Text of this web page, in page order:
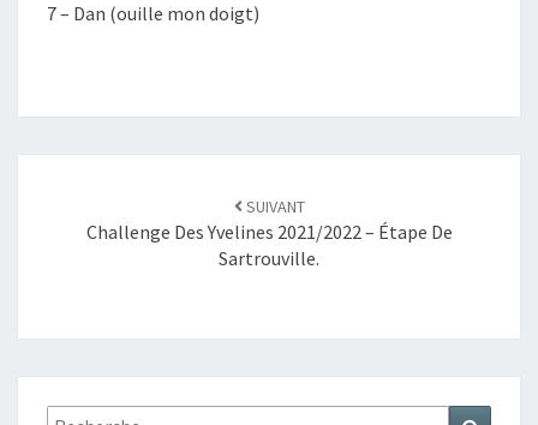
7 – Dan (ouille mon doigt)
SUIVANT
Challenge Des Yvelines 2021/2022 – Étape De
Sartrouville.